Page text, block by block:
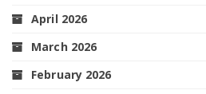
April 2026
March 2026
February 2026